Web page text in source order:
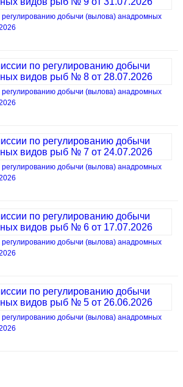
добычи (вылова) анадромных
добычи (вылова) анадромных
добычи (вылова) анадромных
добычи (вылова) анадромных
добычи (вылова) анадромных